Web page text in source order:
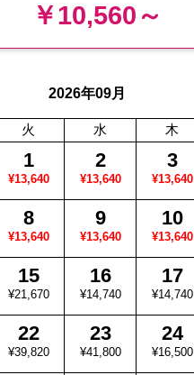
￥10,560～
2026年09月
火 水 木
1
¥13,640
2
¥13,640
3
¥13,640
8
¥13,640
9
¥13,640
10
¥13,640
15
¥21,670
16
¥14,740
17
¥14,740
22
¥39,820
23
¥41,800
24
¥16,500